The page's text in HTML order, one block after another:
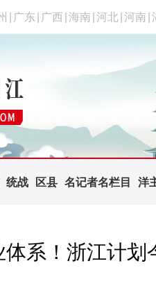
广东 广西 海南 河北 河南
统战 区县 名记者名栏目 洋
系！浙江计划